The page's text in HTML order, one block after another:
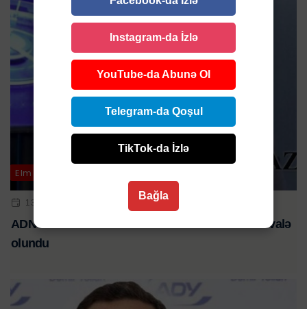
Elm və təhsil
13 IYL 2023 | 17:38
ADNSU-nun rektoru vəzifəsi Vazeh Əskərova həvalə
olundu
Instagram-da İzlə
YouTube-da Abunə Ol
Telegram-da Qoşul
TikTok-da İzlə
Bağla